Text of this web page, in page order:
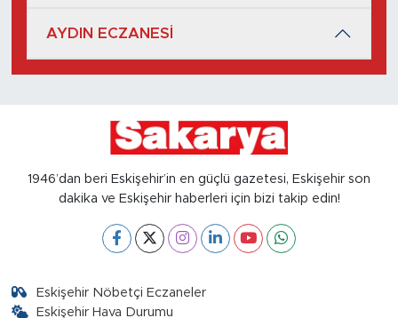
AYDIN ECZANESİ
1946’dan beri Eskişehir’in en güçlü gazetesi, Eskişehir son
dakika ve Eskişehir haberleri için bizi takip edin!
Eskişehir Nöbetçi Eczaneler
Eskişehir Hava Durumu